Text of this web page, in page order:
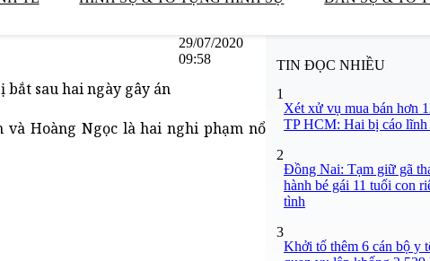
29/07/2020
09:58
sau hai ngày gây án
Hoàng Ngọc là hai nghi phạm nổ
TIN ĐỌC NHIỀU
1
Xét xử vụ mua bán hơn
TP HCM: Hai bị cáo lĩnh
2
Đồng Nai: Tạm giữ gã
hành bé gái 11 tuổi con
tình
3
Khởi tố thêm 6 cán bộ y